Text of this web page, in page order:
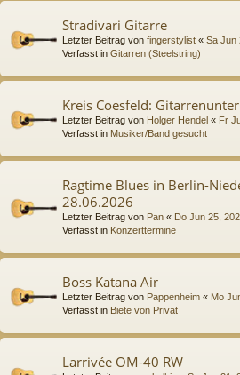
Stradivari Gitarre
Letzter Beitrag von fingerstylist « Sa Jun
Verfasst in Gitarren (Steelstring)
Kreis Coesfeld:
Letzter Beitrag von Holger Hendel « Fr
Verfasst in Musiker/Band gesucht
Ragtime Blues in Berlin-
28.06.2026
Letzter Beitrag von Pan « Do Jun 25,
Verfasst in Konzerttermine
Boss Katana Air
Letzter Beitrag von Pappenheim « Mo
Verfasst in Biete von Privat
Larrivée OM-40 RW